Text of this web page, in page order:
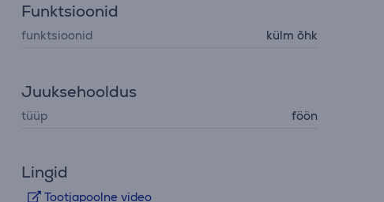
Funktsioonid
funktsioonid külm õhk
Juuksehooldus
tüüp föön
Lingid
Tootjapoolne video